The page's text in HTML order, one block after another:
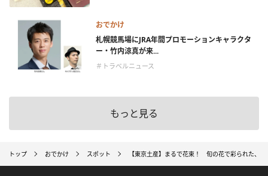
おでかけ
札幌競馬場にJRA年間プロモーションキャラクタ
ー・竹内涼真が来...
＃トラベルニュース
もっと見る
トップ おでかけ スポット 【東京土産】まるで花束！ 旬の花で彩られた、